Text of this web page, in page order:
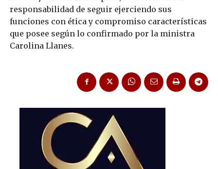
responsabilidad de seguir ejerciendo sus
funciones con ética y compromiso características
que posee según lo confirmado por la ministra
Carolina Llanes.